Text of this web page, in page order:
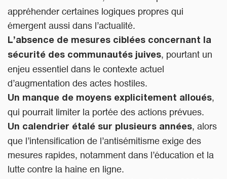
appréhender certaines logiques propres qui
émergent aussi dans l’actualité.
L’absence de mesures ciblées concernant la
sécurité des communautés juives, pourtant un
enjeu essentiel dans le contexte actuel
d’augmentation des actes hostiles.
Un manque de moyens explicitement alloués,
qui pourrait limiter la portée des actions prévues.
Un calendrier étalé sur plusieurs années, alors
que l’intensification de l’antisémitisme exige des
mesures rapides, notamment dans l’éducation et la
lutte contre la haine en ligne.